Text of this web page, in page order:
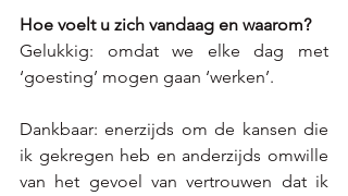
Hoe voelt u zich vandaag en waarom?
Gelukkig: omdat we elke dag met
‘goesting’ mogen gaan ‘werken’.
Dankbaar: enerzijds om de kansen die
ik gekregen heb en anderzijds omwille
van het gevoel van vertrouwen dat ik